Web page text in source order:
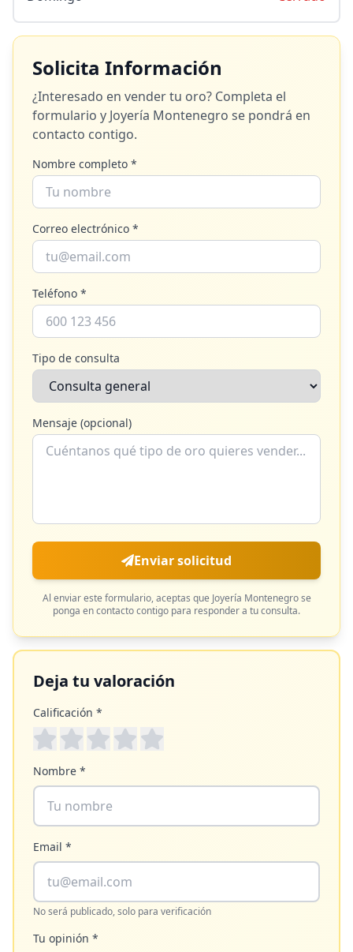
Solicita Información
¿Interesado en vender tu oro? Completa el
formulario y Joyería Montenegro se pondrá en
contacto contigo.
Nombre completo *
Correo electrónico *
Teléfono *
Tipo de consulta
Mensaje (opcional)
Enviar solicitud
Al enviar este formulario, aceptas que Joyería Montenegrose
ponga en contacto contigo para responder a tu consulta.
Deja tu valoración
Calificación *
Nombre *
Email *
No será publicado, solo para verificación
Tu opinión *